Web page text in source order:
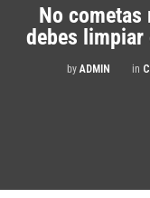
No cometas
debes limpiar
by ADMIN in